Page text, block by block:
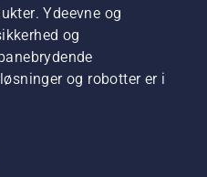
snit. Se
denne
korte
video
om,
Ydeevne og
og
og robotter er i